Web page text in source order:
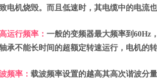
电机烧毁。而且低速时，其电缆中的电流
运行频率： 一般的变频器最大频率到60Hz
承不能长时间的超额定转速运行，电机的
频率： 载波频率设置的越高其高次谐波分